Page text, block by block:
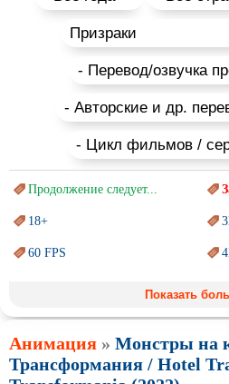
Продолжение следует...
18+
60 FPS
Marvel
Sci-Fi (Научнаяфантастика)
Авангард и Сюрреализм
Показать
Анимация » Монстры на
Трансформания / Hotel